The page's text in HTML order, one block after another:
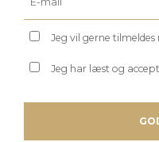
Jeg vil gerne
Jeg har læst og